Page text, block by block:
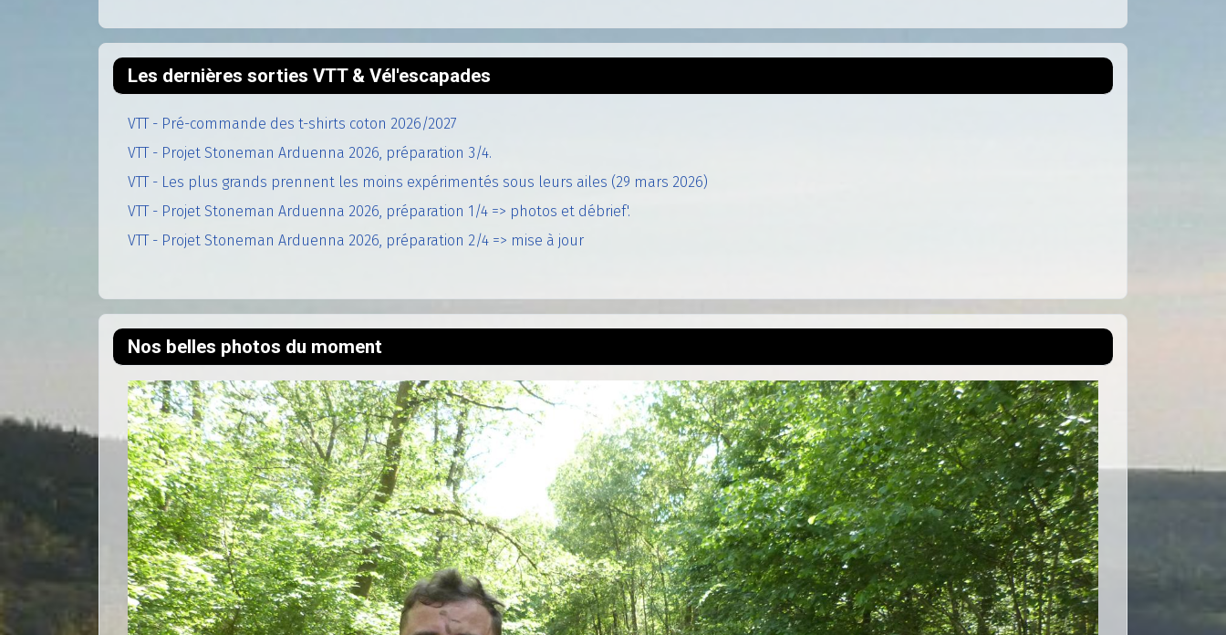
Les dernières sorties VTT & Vél'escapades
VTT - Pré-commande des t-shirts coton 2026/2027
VTT - Projet Stoneman Arduenna 2026, préparation 3/4.
VTT - Les plus grands prennent les moins expérimentés sous leurs ailes (29 mars 2026)
VTT - Projet Stoneman Arduenna 2026, préparation 1/4 => photos et débrief'.
VTT - Projet Stoneman Arduenna 2026, préparation 2/4 => mise à jour
Nos belles photos du moment